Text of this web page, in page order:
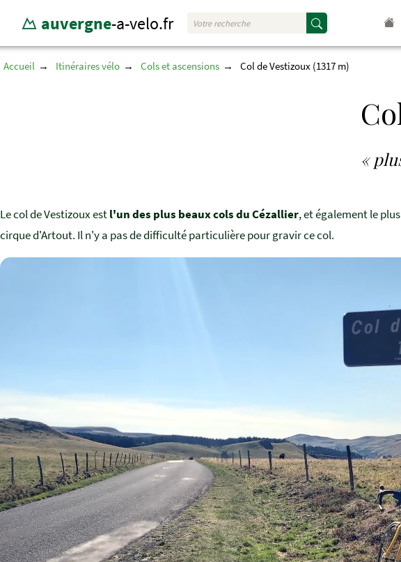
auvergne-a-velo.fr
Accueil Itinéraires vélo Cols et ascensions Col de Vestizoux (1317 m)
«
Le col de Vestizoux estl'un des plus beaux cols du Cézallier, et également le
cirque d'Artout. Il n'y a pas de difficulté particulière pour gravir ce col.